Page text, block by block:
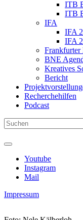
ITB
ITB
IFA
IFA
IFA
Frankfurter
BNE
Kreatives
Bericht
Recherchehilfen
Podcast
Youtube
Instagram
Mail
Impressum